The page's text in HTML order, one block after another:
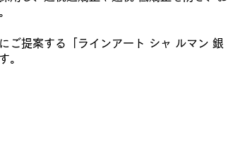
ご提案する「ラインアート シャ ルマン 銀
。